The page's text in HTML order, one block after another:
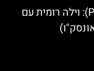
פיאצה ארמרינה (Piazza Armerina): וילה רומית עם